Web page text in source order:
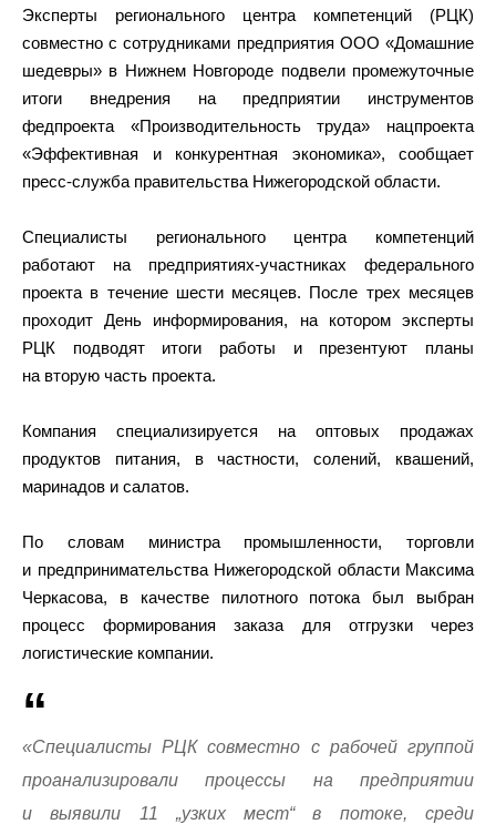
Эксперты регионального центра компетенций (РЦК)
совместно с сотрудниками предприятия ООО «Домашние
шедевры» в Нижнем Новгороде подвели промежуточные
итоги внедрения на предприятии инструментов
федпроекта «Производительность труда» нацпроекта
«Эффективная и конкурентная экономика», сообщает
пресс-служба правительства Нижегородской области.
Специалисты регионального центра компетенций
работают на предприятиях-участниках федерального
проекта в течение шести месяцев. После трех месяцев
проходит День информирования, на котором эксперты
РЦК подводят итоги работы и презентуют планы
на вторую часть проекта.
Компания специализируется на оптовых продажах
продуктов питания, в частности, солений, квашений,
маринадов и салатов.
По словам министра промышленности, торговли
и предпринимательства Нижегородской области Максима
Черкасова, в качестве пилотного потока был выбран
процесс формирования заказа для отгрузки через
логистические компании.
«Специалисты РЦК совместно с рабочей группой
проанализировали процессы на предприятии
и выявили 11 „узких мест“ в потоке, среди